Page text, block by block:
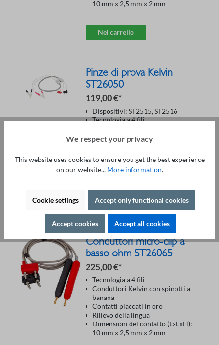
10 mm x 2,5 mm x 2 mm
Nel carrello
Pinze di prova Kelvin
ST26050
119,00 €*
Dispositivi: ST2515, ST2516
Tecnologia a 4 fili
banana
Contatti placcati in oro
Dimensioni del contatto (LxLxH):
10 mm x 2,5 mm x 2 mm
Nel carrello
Conduttori micro-clip a
basso ohm ST26065
225,00 €*
Tecnologia a 4 fili
Conduttori Kelvin con spinotti a
banana
Contatti placcati in oro
Rilievo della lingua
Dimensioni del contatto (LxLxH):
10 mm x 2,5 mm x 2 mm
We respect your privacy
This website uses cookies to ensure you get the best experience
on our website... More information.
Cookie settings Accept only functional cookies
Accept cookies Accept all cookies